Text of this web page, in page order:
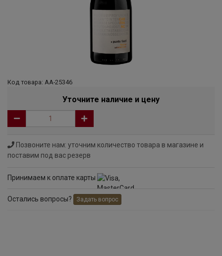
Код товара: АА-25346
Уточните наличие и цену
Позвоните нам: уточним количество товара в магазине и
поставим под вас резерв
Принимаем к оплате карты
Остались вопросы? Задать вопрос